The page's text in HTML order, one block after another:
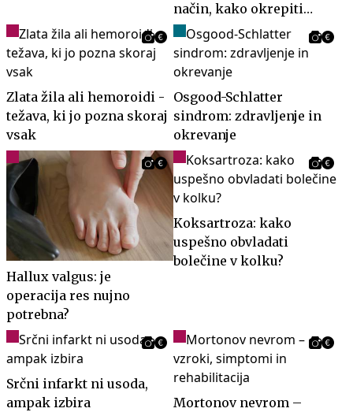
način, kako okrepiti
sklenino
Zlata žila ali hemoroidi -
težava, ki jo pozna skoraj
vsak
Osgood-Schlatter
sindrom: zdravljenje in
okrevanje
Hallux valgus: je
operacija res nujno
potrebna?
Koksartroza: kako
uspešno obvladati
bolečine v kolku?
Srčni infarkt ni usoda,
ampak izbira
Mortonov nevrom –